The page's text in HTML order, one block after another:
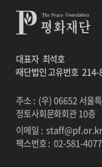
대표자 최석호
재단법인 고유번호214-
주소 : (우) 06652 서울
정토사회문화회관 10층
이메일 :staff@pf.or.kr
팩스번호 :02-581-4077